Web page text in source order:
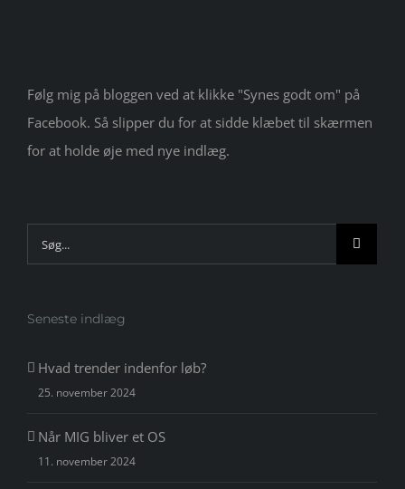
Følg mig på bloggen ved at klikke "Synes godt om" på
Facebook. Så slipper du for at sidde klæbet til skærmen
for at holde øje med nye indlæg.
Søg
efter:
Seneste indlæg
Hvad trender indenfor løb?
25. november 2024
Når MIG bliver et OS
11. november 2024